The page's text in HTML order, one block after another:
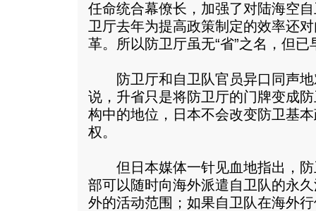
任命统合幕僚长，加强了对陆海空
卫厅去年为提高政策制定的效率还
革。所以防卫厅虽无“省”之名，但已
防卫厅和自卫队官员异口同声地
说，升省只是将防卫厅的门牌变成
构中的地位，日本不会改变防卫基
权。
但日本媒体一针见血地指出，防
部可以随时向海外派遣自卫队的永
外的活动范围；如果自卫队在海外